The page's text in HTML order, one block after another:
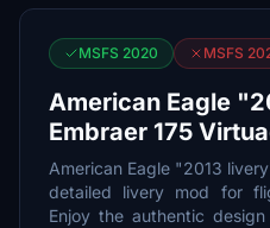
MSFS 2020 MSFS
American Eagle
Embraer 175
American Eagle "2013
detailed livery mod for
Enjoy the authentic